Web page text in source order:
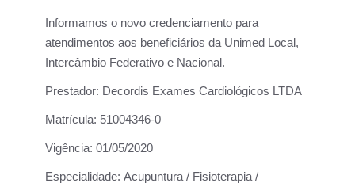
Informamos o novo credenciamento para
atendimentos aos beneficiários da Unimed Local,
Intercâmbio Federativo e Nacional.
Prestador: Decordis Exames Cardiológicos LTDA
Matrícula: 51004346-0
Vigência: 01/05/2020
Especialidade: Acupuntura / Fisioterapia /